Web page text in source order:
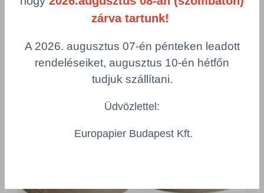
Részletek
zárva tartunk!
A 2026. augusztus 07-én pénteken leadott
rendeléseiket, augusztus 10-én hétfőn
tudjuk szállítani.
Üdvözlettel:
Europapier Budapest Kft.